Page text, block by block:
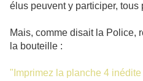
élus peuvent y participer, tous
Mais, comme disait la Police,
la bouteille :
"Imprimez la planche 4